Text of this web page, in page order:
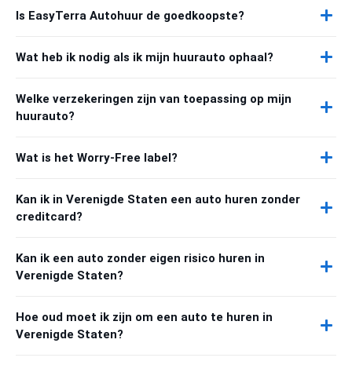
Is EasyTerra Autohuur de goedkoopste?
Wat heb ik nodig als ik mijn huurauto ophaal?
Welke verzekeringen zijn van toepassing op mijn
huurauto?
Wat is het Worry-Free label?
Kan ik in Verenigde Staten een auto huren zonder
creditcard?
Kan ik een auto zonder eigen risico huren in
Verenigde Staten?
Hoe oud moet ik zijn om een auto te huren in
Verenigde Staten?